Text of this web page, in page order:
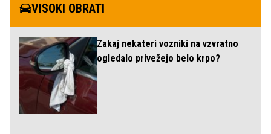
VISOKI OBRATI
Zakaj nekateri vozniki na vzvratno
ogledalo privežejo belo krpo?